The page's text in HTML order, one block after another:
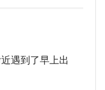
遇到了早上出